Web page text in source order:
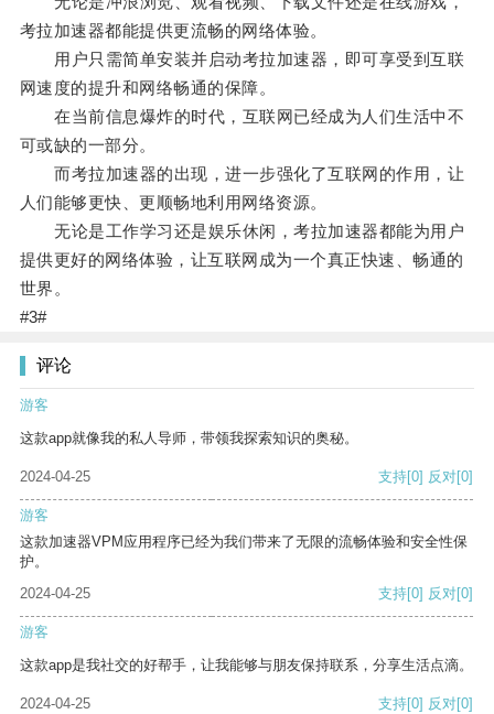
考拉加速器都能提供更流畅的网络体验。
用户只需简单安装并启动考拉加速器，即可享受到互联
网速度的提升和网络畅通的保障。
在当前信息爆炸的时代，互联网已经成为人们生活中不
可或缺的一部分。
而考拉加速器的出现，进一步强化了互联网的作用，让
人们能够更快、更顺畅地利用网络资源。
无论是工作学习还是娱乐休闲，考拉加速器都能为用户
提供更好的网络体验，让互联网成为一个真正快速、畅通的
世界。
#3#
评论
游客
这款app就像我的私人导师，带领我探索知识的奥秘。
2024-04-25 支持[0] 反对[0]
游客
这款加速器VPM应用程序已经为我们带来了无限的流畅体验和安全性保
护。
2024-04-25
支持[0] 反对[0]
游客
这款app是我社交的好帮手，让我能够与朋友保持联系，分享生活点滴。
2024-04-25 支持[0] 反对[0]